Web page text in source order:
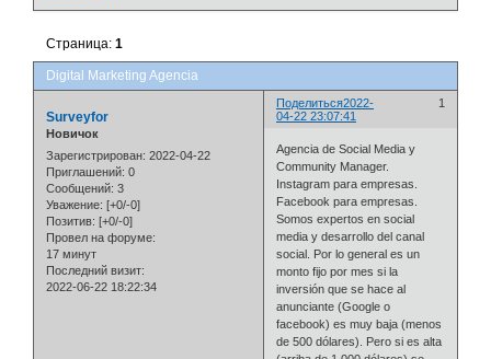
Digital Marketing Agencia
Страница:1
Поделиться 1
2022-
04-22 23:07:41
Surveyfor
Новичок
Зарегистрирован: 2022-04-22
Приглашений: 0
Сообщений: 3
Уважение: [+0/-0]
Позитив: [+0/-0]
Провел на форуме:
17 минут
Последний визит:
2022-06-22 18:22:34
Agencia de Social Media y
Community Manager.
Instagram para empresas.
Facebook para empresas.
Somos expertos en social
media y desarrollo del canal
social. Por lo general es un
monto fijo por mes si la
inversión que se hace al
anunciante (Google o
facebook) es muy baja (menos
de 500 dólares). Pero si es alta